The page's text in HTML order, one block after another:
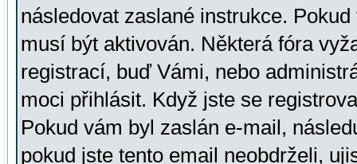
následovat zaslané instrukce.
musí být aktivován. Některá fóra
registrací, buď Vámi, nebo
moci přihlásit. Když jste se
Pokud vám byl zaslán e-mail,
pokud jste tento email neobdrželi,